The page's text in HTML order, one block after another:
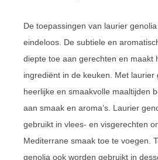
De toepassingen van laurier
eindeloos. De subtiele en
diepte toe aan gerechten en maakt
ingrediënt in de keuken. Met laurier
heerlijke en smaakvolle maaltijden
aan smaak en aroma’s. Laurier
gebruikt in vlees- en visgerechten
Mediterrane smaak toe te voegen.
genolia ook worden gebruikt in